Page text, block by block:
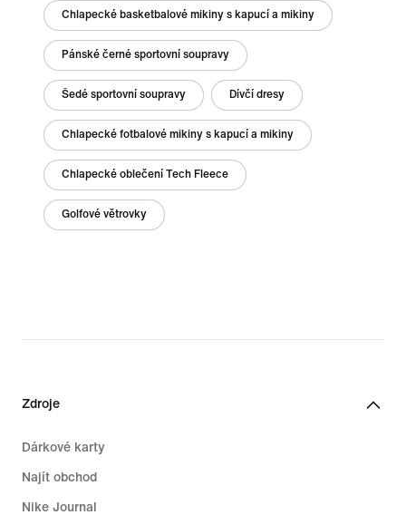
Chlapecké basketbalové mikiny s kapucí a mikiny
Pánské černé sportovní soupravy
Šedé sportovní soupravy Dívčí dresy
Chlapecké fotbalové mikiny s kapucí a mikiny
Chlapecké oblečení Tech Fleece
Golfové větrovky
Zdroje
Dárkové karty
Najít obchod
Nike Journal